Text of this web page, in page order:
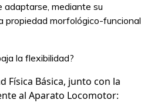
adaptarse, mediante su
propiedad morfológico-funcional
la flexibilidad?
Física Básica, junto con la
al Aparato Locomotor: